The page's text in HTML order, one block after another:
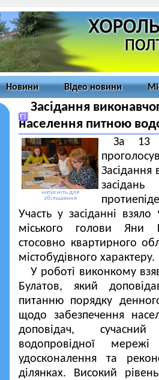
Новини Відео новини
Засідання
населення питною
натисніть для
збільшення
За 13
Засідання
Участь у засіданні
міського голови Яни
стосовно квартирного
містобудівного характеру.
У роботі виконкому
Булатов, який
питанню порядку
щодо забезпечення
доповідач, сучасний
водопровідної
удосконалення та
ділянках. Високий